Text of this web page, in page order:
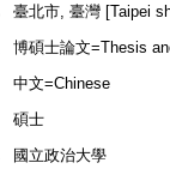
臺北市, 臺灣 [Taipei
博碩士論文=Thesis
中文=Chinese
碩士
國立政治大學